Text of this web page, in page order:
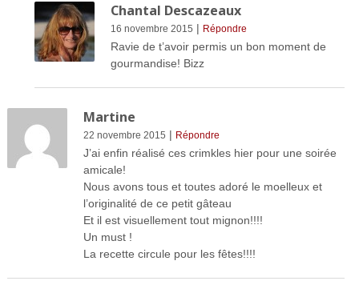
Chantal Descazeaux
16 novembre 2015 | Répondre
Ravie de t’avoir permis un bon moment de
gourmandise! Bizz
Martine
22 novembre 2015 | Répondre
J’ai enfin réalisé ces crimkles hier pour une soirée
amicale!
Nous avons tous et toutes adoré le moelleux et
l’originalité de ce petit gâteau
Et il est visuellement tout mignon!!!!
Un must !
La recette circule pour les fêtes!!!!